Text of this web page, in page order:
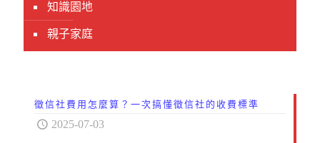
知識園地
親子家庭
徵信社費用怎麼算？一次搞懂徵信社的收費標準
2025-07-03